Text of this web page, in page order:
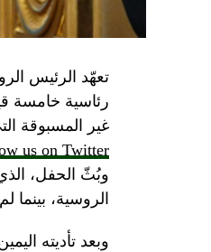
تعهّد الرئيس
رئاسية خامسة
غير المسبوقة
us on Twitter
وبُثّ الحفل،
الروسية،
وبعد تأديته